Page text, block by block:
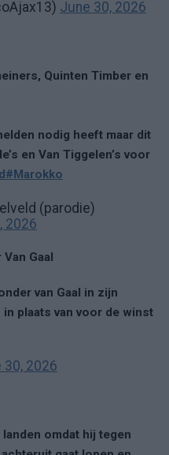
June 30, 2026
Quinten Timber en
nodig heeft maar dit
en Van Tiggelen’s voor
#Marokko
(parodie)
2026
Gaal
van Gaal in zijn
plaats van voor de winst
30, 2026
omdat hij tegen